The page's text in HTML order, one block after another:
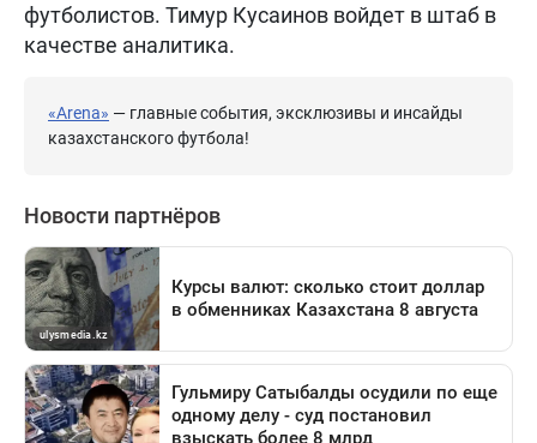
футболистов. Тимур Кусаинов войдет в штаб в
качестве аналитика.
«Arena» — главные события, эксклюзивы и инсайды
казахстанского футбола!